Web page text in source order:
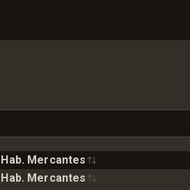
Hab. Mercantes
Hab. Mercantes